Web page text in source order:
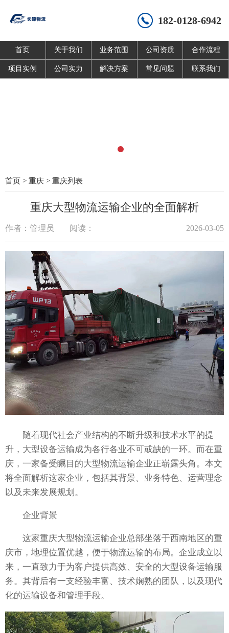
182-0128-6942
首页 关于我们 业务范围 公司资质 合作流程
项目实例 公司实力 解决方案 常见问题 联系我们
首页 > 重庆 > 重庆列表
重庆大型物流运输企业的全面解析
作者：管理员 阅读： 2026-03-05
随着现代社会产业结构的不断升级和技术水平的提
升，大型设备运输成为各行各业不可或缺的一环。而在重
庆，一家备受瞩目的大型物流运输企业正崭露头角。本文
将全面解析这家企业，包括其背景、业务特色、运营理念
以及未来发展规划。
企业背景
这家重庆大型物流运输企业总部坐落于西南地区的重
庆市，地理位置优越，便于物流运输的布局。企业成立以
来，一直致力于为客户提供高效、安全的大型设备运输服
务。其背后有一支经验丰富、技术娴熟的团队，以及现代
化的运输设备和管理手段。